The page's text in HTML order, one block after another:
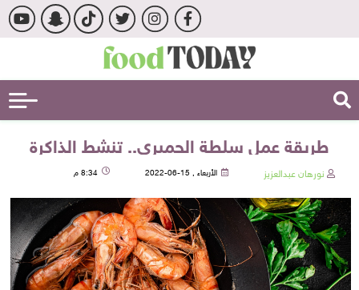
طريقة عمل سلطة الجمبري.. تنشط الذاكرة
نورهان عبدالعزيز الأربعاء , 15-06-2022 8:34 م